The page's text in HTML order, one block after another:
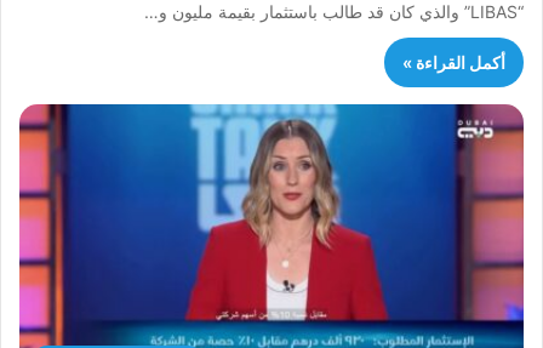
“LIBAS” والذي كان قد طالب باستثمار بقيمة مليون و…
أكمل القراءة »